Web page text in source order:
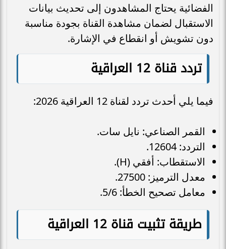
الفضائية يحتاج المشاهدون إلى تحديث بيانات
الاستقبال لضمان مشاهدة القناة بجودة مناسبة
دون تشويش أو انقطاع في الإشارة.
تردد قناة 12 العراقية
فيما يلي أحدث تردد لقناة 12 العراقية 2026:
القمر الصناعي: نايل سات.
التردد: 12604.
الاستقطاب: أفقي (H).
معدل الترميز: 27500.
معامل تصحيح الخطأ: 5/6.
طريقة تثبيت قناة 12 العراقية